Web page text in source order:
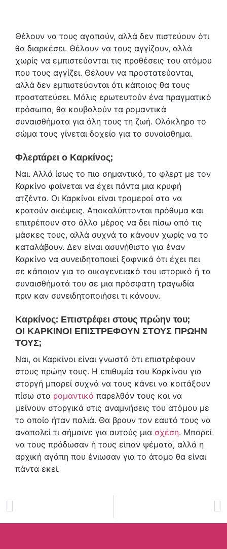
Θέλουν να τους αγαπούν, αλλά δεν πιστεύουν ότι
θα διαρκέσει. Θέλουν να τους αγγίζουν, αλλά
χωρίς να εμπιστεύονται τις προθέσεις του ατόμου
που τους αγγίζει. Θέλουν να προστατεύονται,
αλλά δεν εμπιστεύονται ότι κάποιος θα τους
προστατεύσει. Μόλις ερωτευτούν ένα πραγματικό
πρόσωπο, θα κουβαλούν τα ρομαντικά
συναισθήματα για όλη τους τη ζωή. Ολόκληρο το
σώμα τους γίνεται δοχείο για το συναίσθημα.
Φλερτάρει ο Καρκίνος;
Ναι. Αλλά ίσως το πιο σημαντικό, το φλερτ με τον
Καρκίνο φαίνεται να έχει πάντα μια κρυφή
ατζέντα. Οι Καρκίνοι είναι τρομεροί στο να
κρατούν σκέψεις. Αποκαλύπτονται πρόθυμα και
επιτρέπουν στο άλλο μέρος να δει πίσω από τις
μάσκες τους, αλλά συχνά το κάνουν χωρίς να το
καταλάβουν. Δεν είναι ασυνήθιστο για έναν
Καρκίνο να συνειδητοποιεί ξαφνικά ότι έχει πει
σε κάποιον για το οικογενειακό του ιστορικό ή τα
συναισθήματά του σε μια πρόσφατη τραγωδία
πριν καν συνειδητοποιήσει τι κάνουν.
Καρκίνος: Επιστρέφει στους πρώην του;
ΟΙ ΚΑΡΚΙΝΟΙ ΕΠΙΣΤΡΕΦΟΥΝ ΣΤΟΥΣ ΠΡΩΗΝ
ΤΟΥΣ;
Ναι, οι Καρκίνοι είναι γνωστό ότι επιστρέφουν
στους πρώην τους. Η επιθυμία του Καρκίνου για
στοργή μπορεί συχνά να τους κάνει να κοιτάξουν
πίσω στο ρομαντικό παρελθόν τους και να
μείνουν στοργικά στις αναμνήσεις του ατόμου με
το οποίο ήταν παλιά. Θα βρουν τον εαυτό τους να
αναπολεί τι σήμαινε για αυτούς μια σχέση. Μπορεί
να τους πρόδωσαν ή τους είπαν ψέματα, αλλά η
αρχική αγάπη που ένιωσαν για το άτομο θα είναι
πάντα εκεί.